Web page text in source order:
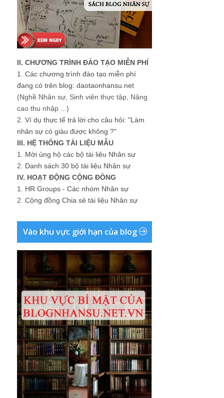
II. CHƯƠNG TRÌNH ĐÀO TẠO MIỄN PHÍ
1. Các chương trình đào tạo miễn phí
đang có trên blog: daotaonhansu.net
(Nghề Nhân sự, Sinh viên thực tập, Nâng
cao thu nhập ...)
2. Ví dụ thực tế trả lời cho câu hỏi: "Làm
nhân sự có giàu được không ?"
III. HỆ THỐNG TÀI LIỆU MẪU
1. Mời ủng hộ các bộ tài liệu Nhân sự
2. Danh sách 30 bộ tài liệu Nhân sự
IV. HOẠT ĐỘNG CỘNG ĐỒNG
1. HR Groups - Các nhóm Nhân sự
2. Cộng đồng Chia sẻ tài liệu Nhân sự
Vào khu vực giới hạn của blog